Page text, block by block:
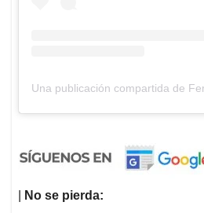
Una publicación compartida de
No se pierda: